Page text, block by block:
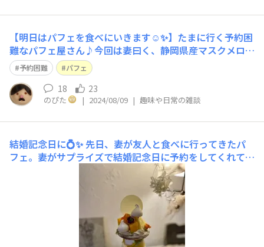
【明日はパフェを食べにいきます☺️✨】たまに行く予約困
難なパフェ屋さん♪今回は妻曰く、静岡県産マスクメロン
✖️ゴルゴンゾーラがメインのパフェらしい🍈🧀今から未知
の世界が楽しみ✨ 今回のメロンは週2日営業で8日間しか
食べるチャンスがないとのこと(๑˃̵ᴗ˂̵)
予約困難 パフェ
18 23
のぴた | 2024/08/09 | 趣味や日常の雑談
結婚記念日に💍✨ 先日、妻が友人と食べに行ってきたパ
フェ。妻がサプライズで結婚記念日に予約をしてくれてま
した☺️宮崎県産マンゴー🥭を使ったパフェ。パイナップル
で酸味を味わって、マンゴーの濃厚な味を堪能する。結婚
記念日だけど妻とは一切、話もせずに黙々とパフェを食べ
ていました😅それ位、大満足なパフェでした✨